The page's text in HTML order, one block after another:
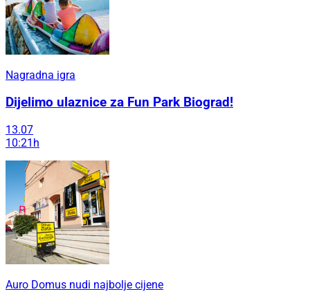
Nagradna igra
Dijelimo ulaznice za Fun Park Biograd!
13.07
10:21h
Auro Domus nudi najbolje cijene